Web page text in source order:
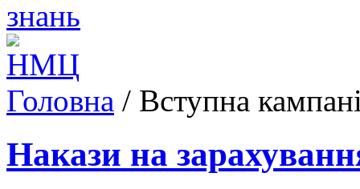
Головна / Вступна
Накази на